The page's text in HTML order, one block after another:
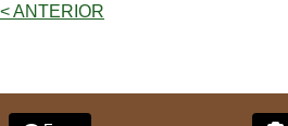
< ANTERIOR